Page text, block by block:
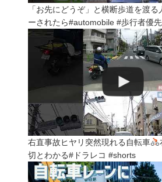
「お先にどうぞ」と横断歩道を渡る
ーされたら#automobile #歩行者優
右直事故ヒヤリ突然現れる自転車
切とわかる#ドラレコ #shorts